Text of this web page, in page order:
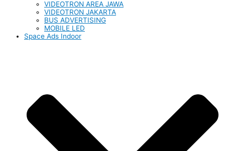
VIDEOTRON AREA JAWA
VIDEOTRON JAKARTA
BUS ADVERTISING
MOBILE LED
Space Ads Indoor